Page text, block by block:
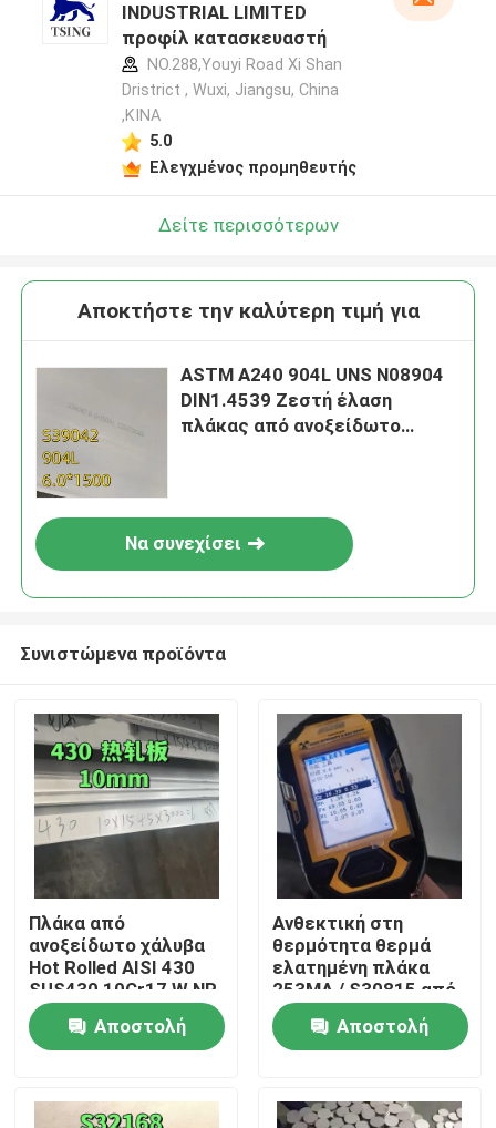
Σπίτι
Προϊόντα
Βίντεο
INDUSTRIAL LIMITED
προφίλ κατασκευαστή
NO.288,Youyi Road Xi Shan
Dristrict , Wuxi, Jiangsu, China
,ΚΙΝΑ
5.0
Ελεγχμένος προμηθευτής
Δείτε περισσότερων
Αποκτήστε την καλύτερη τιμή για
ASTM A240 904L UNS N08904
DIN1.4539 Ζεστή έλαση
πλάκας από ανοξείδωτο
Να συνεχίσει
Συνιστώμενα προϊόντα
Πλάκα από
ανοξείδωτο χάλυβα
Hot Rolled AISI 430
SUS430 10Cr17 W.NR
1.4016 Επιφάνεια
NO.1 10*1500*6000
Αποστολή
Ανθεκτική στη
θερμότητα θερμά
ελατημένη πλάκα
253MA / S30815 από
ανοξείδωτο χάλυβα
με επιφάνεια
αλάτισης
Αποστολή